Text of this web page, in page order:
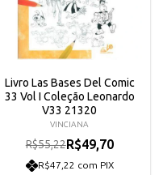
Livro Las Bases Del Comic
33 Vol I Coleção Leonardo
V33 21320
VINCIANA
R$55,22R$49,70
R$47,22 com PIX